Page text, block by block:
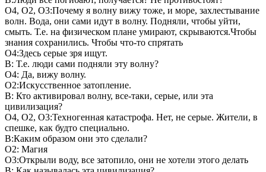
О4, О2, О3:Почему я волну вижу тоже, и море, захлестывание
волн. Вода, они сами идут в волну. Подняли, чтобы уйти,
смыть. Т.е. на физическом плане умирают, скрываются.Чтобы
знания сохранились. Чтобы что-то спрятать
О4:Здесь серые зря ищут.
В: Т.е. люди сами подняли эту волну?
О4: Да, вижу волну.
О2:Искусственное затопление.
В: Кто активировал волну, все-таки, серые, или эта
цивилизация?
О4, О2, О3:Техногенная катастрофа. Нет, не серые. Жители, в
спешке, как будто специально.
В:Каким образом они это сделали?
О2: Магия
О3:Открыли воду, все затопило, они не хотели этого делать